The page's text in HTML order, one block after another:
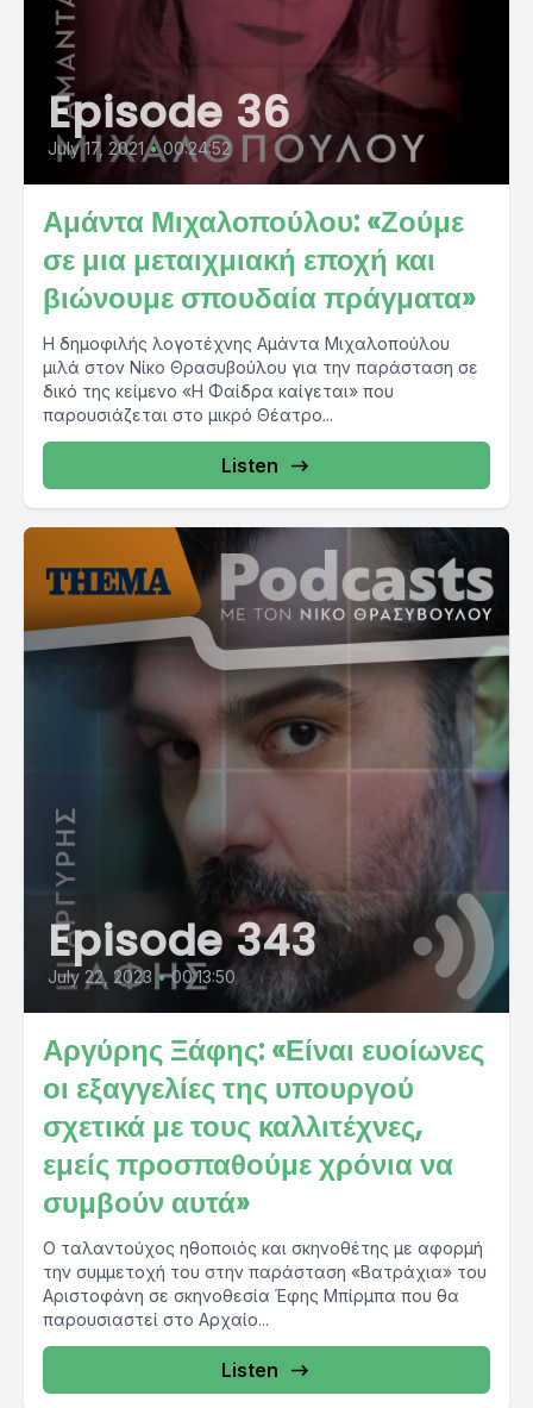
Episode 36
July 17, 2021 • 00:24:52
Αμάντα Μιχαλοπούλου: «Ζούμε
σε μια μεταιχμιακή εποχή και
βιώνουμε σπουδαία πράγματα»
Η δημοφιλής λογοτέχνης Αμάντα Μιχαλοπούλου
μιλά στον Νίκο Θρασυβούλου για την παράσταση σε
δικό της κείμενο «Η Φαίδρα καίγεται» που
παρουσιάζεται στο μικρό Θέατρο...
Listen
Episode 343
July 22, 2023 • 00:13:50
Αργύρης Ξάφης: «Είναι ευοίωνες
οι εξαγγελίες της υπουργού
σχετικά με τους καλλιτέχνες,
εμείς προσπαθούμε χρόνια να
συμβούν αυτά»
Ο ταλαντούχος ηθοποιός και σκηνοθέτης με αφορμή
την συμμετοχή του στην παράσταση «Βατράχια» του
Αριστοφάνη σε σκηνοθεσία Έφης Μπίρμπα που θα
παρουσιαστεί στο Αρχαίο...
Listen